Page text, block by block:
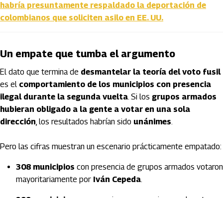
habría presuntamente respaldado la deportación de
colombianos que soliciten asilo en EE. UU.
Un empate que tumba el argumento
El dato que termina de desmantelar la teoría del voto fusil
es el comportamiento de los municipios con presencia
ilegal durante la segunda vuelta. Si los grupos armados
hubieran obligado a la gente a votar en una sola
dirección, los resultados habrían sido unánimes.
Pero las cifras muestran un escenario prácticamente empatado:
308 municipios con presencia de grupos armados votaron
mayoritariamente por Iván Cepeda.